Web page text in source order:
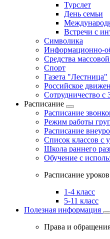
Турслет
День семьи
Встречи с
Символика
Информационно-
Средства
Спорт
Газета "Лестница"
Российское
Сотрудничество с
Расписание
Расписание
Режим работы
Расписание
Список классов с
Школа раннего
Обучение с
Расписание уроков
1-4 класс
5-11 класс
Полезная информация
Права и